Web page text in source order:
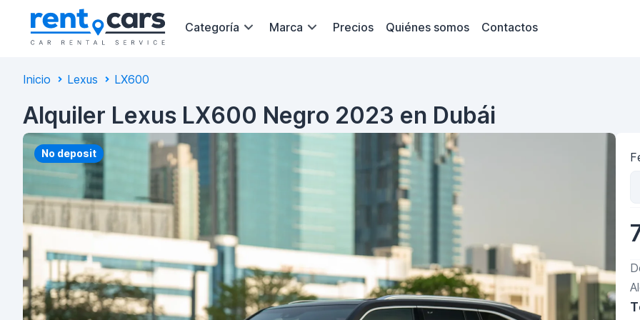
Categoría Marca Precios Quiénes somos Contactos
Inicio Lexus LX600
Alquiler Lexus LX600 Negro 2023 en Dubái
No deposit